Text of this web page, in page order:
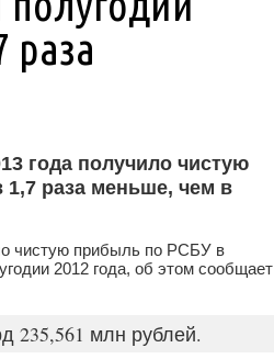
раза
года получило чистую
раза меньше, чем в
чистую прибыль по РСБУ в
2012 года, об этом сообщает
235,561 млн рублей.